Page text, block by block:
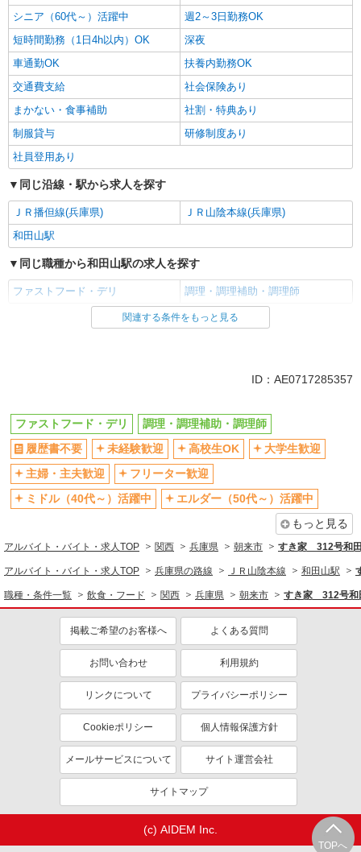
シニア（60代～）活躍中
週2～3日勤務OK
短時間勤務（1日4h以内）OK
深夜
車通勤OK
扶養内勤務OK
交通費支給
社会保険あり
まかない・食事補助
社割・特典あり
制服貸与
研修制度あり
社員登用あり
同じ沿線・駅から求人を探す
ＪＲ播但線(兵庫県)
ＪＲ山陰本線(兵庫県)
和田山駅
同じ職種から和田山駅の求人を探す
ファストフード・デリ 調理・調理補助・調理師
同じ雇用形態から和田山駅の求人を探す
高校生OK
大学生歓迎
主婦・主夫歓迎
フリーター歓迎
ミドル（40代～）活躍中
エルダー（50代～）活躍中
シニア（60代～）活躍中
週2～3日勤務OK
車通勤OK
扶養内勤務OK
交通費支給
社会保険あり
まかない・食事補助
社割・特典あり
制服貸与
研修制度あり
社員登用あり
同じ職種から求人を探す
飲食・フード
ファストフード・デリ
調理・調理補助・調理師
同じ特徴から求人を探す
未経験歓迎
高校生OK
ミドル（40代～）活躍中
短時間勤務（1日4h以内）OK
関連する条件をもっと見る
ID：AE0717285357
TOPへ
ファストフード・デリ
調理・調理補助・調理師
履歴書不要
未経験歓迎 高校生OK
大学生歓迎
主婦・主夫歓迎
フリーター歓迎
ミドル（40代～）活躍中
エルダー（50代～）活躍中
もっと見る
アルバイト・バイト・求人TOP 関西 兵庫県 朝来市 すき家 312号和
アルバイト・バイト・求人TOP 兵庫県の路線 ＪＲ山陰本線 和田山駅
職種・条件一覧 飲食・フード 関西 兵庫県 朝来市 すき家 312号和
掲載ご希望のお客様へ よくある質問
お問い合わせ 利用規約
リンクについて プライバシーポリシー
Cookieポリシー 個人情報保護方針
メールサービスについて サイト運営会社
サイトマップ
(c) AIDEM Inc.